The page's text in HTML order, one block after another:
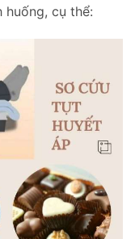
cụ thể: